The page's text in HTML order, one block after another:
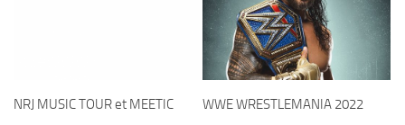
NRJ MUSIC TOUR et MEETIC WWE WRESTLEMANIA 2022